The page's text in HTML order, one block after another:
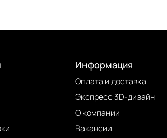
Информация
Оплата и доставка
Экспресс 3D-дизайн
О компании
Вакансии